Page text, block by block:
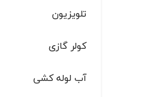
تلویزیون
کولر گازی
آب لوله کشی